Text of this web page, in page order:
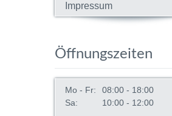
Impressum
Öffnungszeiten
Mo - Fr:
08:00 - 18:00
Sa:
10:00 - 12:00